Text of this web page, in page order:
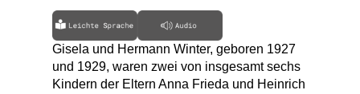
Gisela und Hermann Winter, geboren 1927
und 1929, waren zwei von insgesamt sechs
Kindern der Eltern Anna Frieda und Heinrich